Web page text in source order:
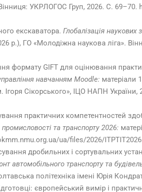
УКРЛОГОС Груп, 2026. С.
екскаватора. Глобалізація
р.), ГО «Молодіжна наукова ліга».
формату GIFT для оцінювання
навчанням Moodle: матеріали
Сікорського», ІЦО НАПН України,
практичних компетентностей
промисловості та транспорту 2026:
ua/files/2026/
дробильних і сортувальних
автомобільного транспорту та
політехніка імені Юрія
європейський вимір і